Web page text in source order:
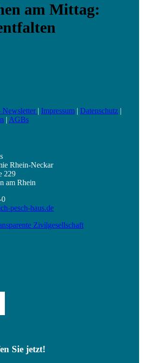
am Mittag:
| Impressum | Datenschutz |
| AGBs
Rhein-Neckar
229
am Rhein
0
pesch-haus.de
Sie jetzt!